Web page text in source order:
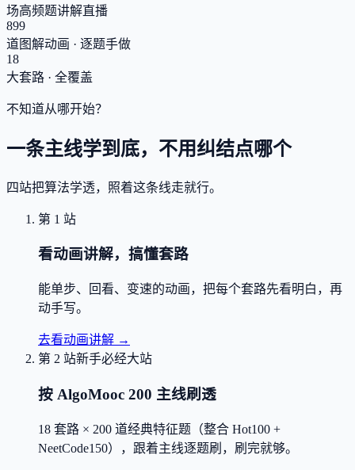
场高频题讲解直播
899
道图解动画 · 逐题手做
18
大套路 · 全覆盖
不知道从哪开始？
一条主线学到底，不用纠结点哪个
四站把算法学透，照着这条线走就行。
第 1 站
看动画讲解，搞懂套路
能单步、回看、变速的动画，把每个套路先看明白，再
动手写。
去看动画讲解 →
第 2 站新手必经大站
按 AlgoMooc 200 主线刷透
18 套路 × 200 道经典特征题（整合 Hot100 +
NeetCode150），跟着主线逐题刷，刷完就够。